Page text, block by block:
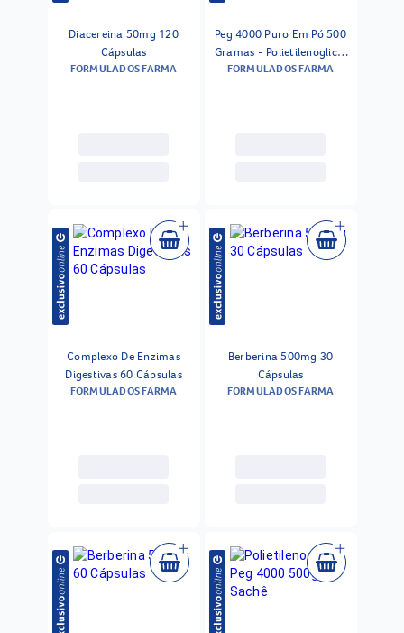
Diacereina 50mg 120
Cápsulas
FORMULADOS FARMA
Peg 4000 Puro Em Pó 500
Gramas - Polietilenoglicol
Sem Eletrólitos
FORMULADOS FARMA
Complexo De Enzimas
Digestivas 60 Cápsulas
FORMULADOS FARMA
Berberina 500mg 30
Cápsulas
FORMULADOS FARMA